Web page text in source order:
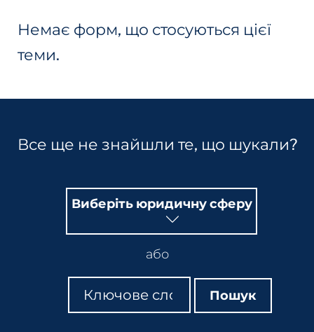
Немає форм, що стосуються цієї
теми.
Все ще не знайшли те, що шукали?
Виберіть юридичну сферу
або
Пошук
Пошук Пошук